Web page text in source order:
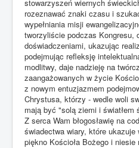
stowarzyszeń wiernych
rozeznawać znaki czasu i
wypełniania misji
tworzyliście podczas Kongresu,
doświadczeniami, ukazując
podejmując refleksję
modlitwy, daje nadzieję na
zaangażowanych w życie
z nowym entuzjazmem
Chrystusa, którzy - wedle woli
mają być "solą ziemi i światłem
Z serca Wam błogosławię na
świadectwa wiary, które ukazuje
piękno Kościoła Bożego i niesie